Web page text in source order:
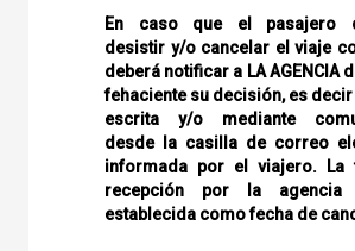
En caso que el pasajero
desistir y/o cancelar el viaje
deberá notificar a LA AGENCIA
fehaciente su decisión, es
escrita y/o mediante
desde la casilla de correo
informada por el viajero. La
recepción por la
establecida como fecha de